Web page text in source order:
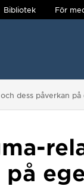
Bibliotek För
dess påverkan
på